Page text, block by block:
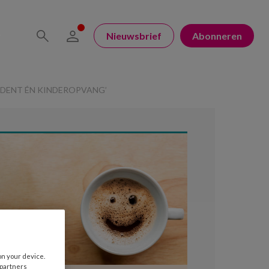
Nieuwsbrief Abonneren
ÉN KINDEROPVANG’
your device.